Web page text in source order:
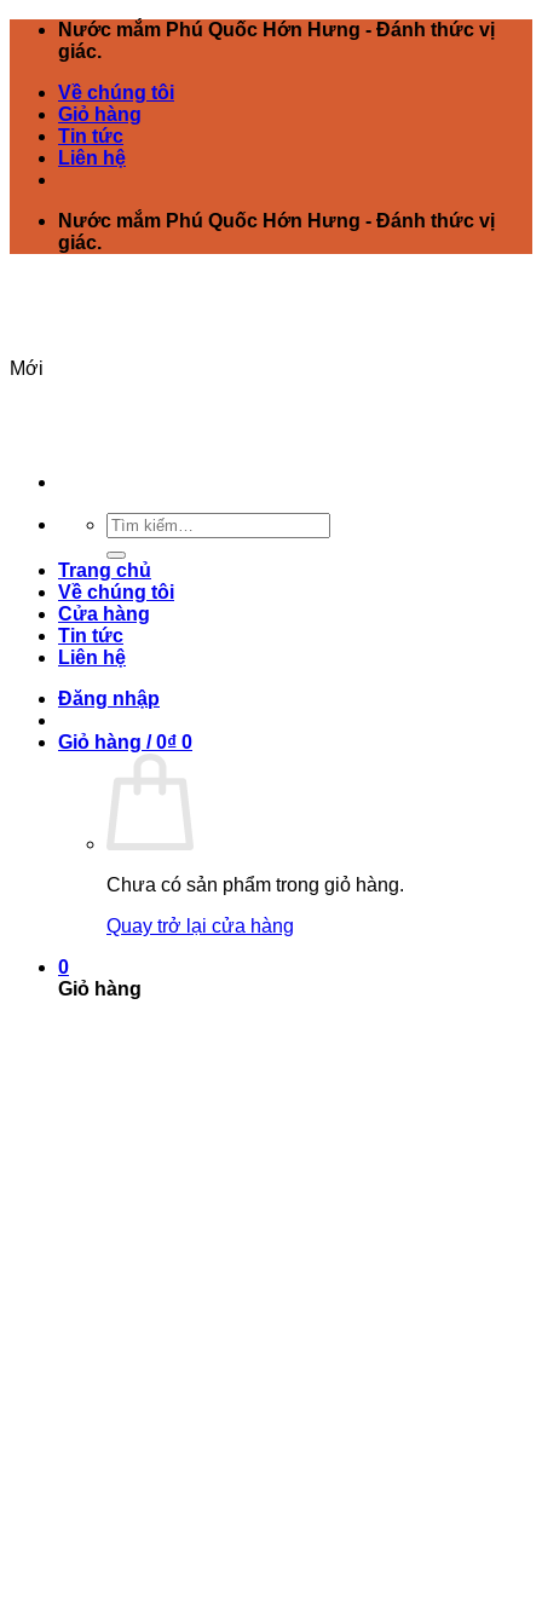
Chuyển
dung
Nước mắm Phú Quốc Hớn Hưng - Đánh thức vị
giác.
Về chúng tôi
Giỏ hàng
Tin tức
Liên hệ
Nước mắm Phú Quốc Hớn Hưng - Đánh thức vị
giác.
Tìm
kiếm:
Trang chủ
Về chúng tôi
Cửa hàng
Tin tức
Liên hệ
Đăng nhập
Giỏ hàng /0₫ 0
Chưa có sản phẩm trong giỏ hàng.
Quay trở lại cửa hàng
0
Giỏ hàng
Mới